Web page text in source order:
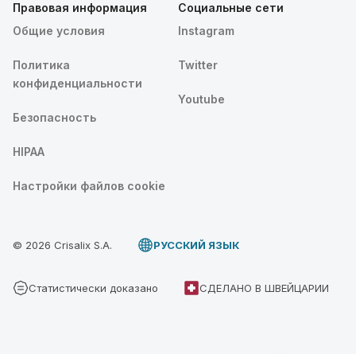
Правовая информация
Общие условия
Политика
конфиденциальности
Безопасность
HIPAA
Настройки файлов cookie
Социальные сети
Instagram
Twitter
Youtube
© 2026 Crisalix S.A. PУССКИЙ ЯЗЫК
Статистически доказано СДЕЛАНО В ШВЕЙЦАРИИ